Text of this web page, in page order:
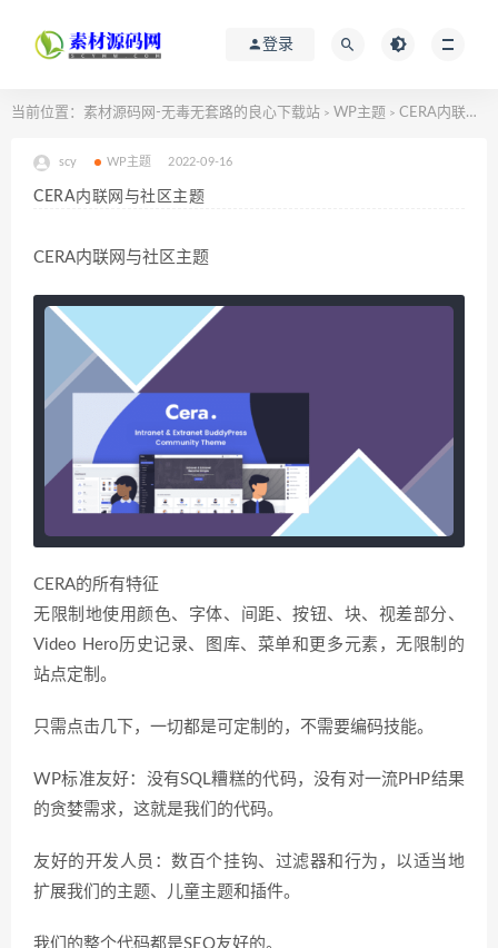
登录
当前位置： 素材源码网-无毒无套路的良心下载站 > WP主题 > CERA内联网与社区主题
scy WP主题 2022-09-16
CERA内联网与社区主题
CERA内联网与社区主题
CERA的所有特征
无限制地使用颜色、字体、间距、按钮、块、视差部分、
Video Hero历史记录、图库、菜单和更多元素，无限制的
站点定制。
只需点击几下，一切都是可定制的，不需要编码技能。
WP标准友好：没有SQL糟糕的代码，没有对一流PHP结果
的贪婪需求，这就是我们的代码。
友好的开发人员：数百个挂钩、过滤器和行为，以适当地
扩展我们的主题、儿童主题和插件。
我们的整个代码都是SEO友好的。